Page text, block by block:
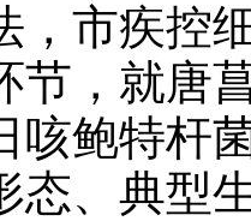
，市疾控
节，就唐
咳鲍特杆
态、典型